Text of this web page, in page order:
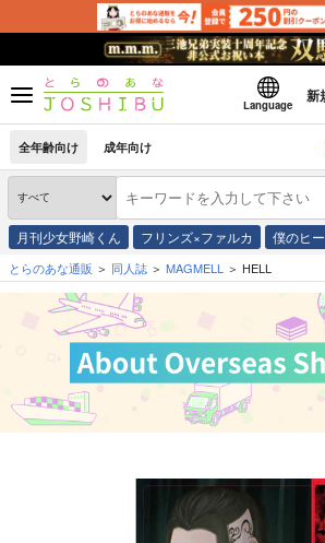
Language
新
全年齢向け 成年向け
月刊少女野崎くん フリンズ×ファルカ 僕のヒ
とらのあな通販 同人誌 MAGMELL HELL